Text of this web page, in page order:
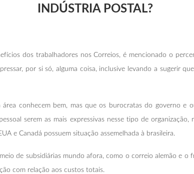
INDÚSTRIA POSTAL?
dos trabalhadores nos Correios, é mencionado o
por si só, alguma coisa, inclusive levando a sugerir
conhecem bem, mas que os burocratas do governo e
serem as mais expressivas nesse tipo de
e Canadá possuem situação assemelhada à brasileira.
de subsidiárias mundo afora, como o correio alemão e o
com relação aos custos totais.